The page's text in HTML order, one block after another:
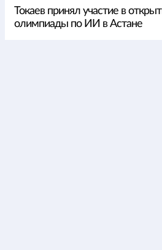
Токаев принял участие в
олимпиады по ИИ в Астане